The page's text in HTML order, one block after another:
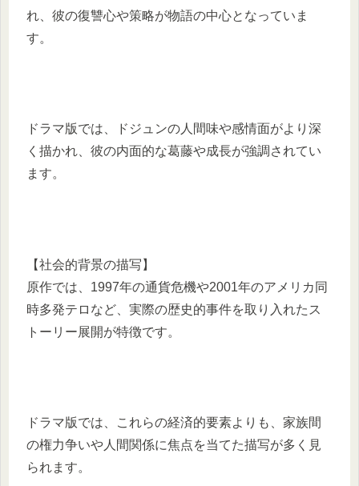
れ、彼の復讐心や策略が物語の中心となっていま
す。
ドラマ版では、ドジュンの人間味や感情面がより深
く描かれ、彼の内面的な葛藤や成長が強調されてい
ます。
【社会的背景の描写】
原作では、1997年の通貨危機や2001年のアメリカ同
時多発テロなど、実際の歴史的事件を取り入れたス
トーリー展開が特徴です。
ドラマ版では、これらの経済的要素よりも、家族間
の権力争いや人間関係に焦点を当てた描写が多く見
られます。